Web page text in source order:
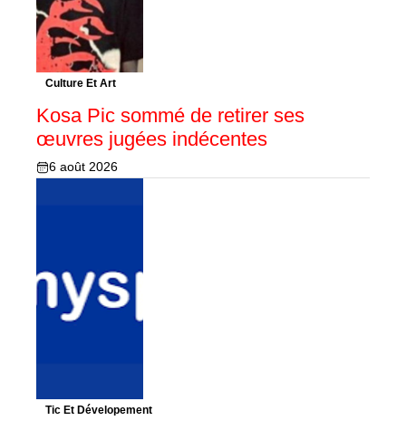
Culture Et Art
Kosa Pic sommé de retirer ses
œuvres jugées indécentes
6 août 2026
Tic Et Dévelopement